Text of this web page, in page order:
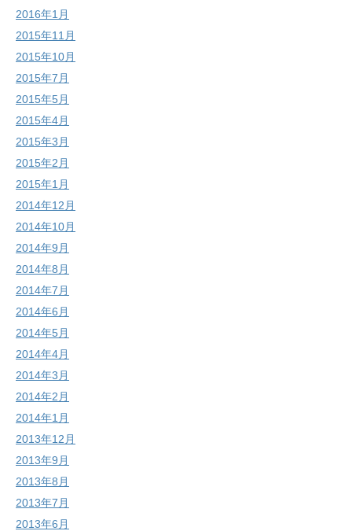
2016年1月
2015年11月
2015年10月
2015年7月
2015年5月
2015年4月
2015年3月
2015年2月
2015年1月
2014年12月
2014年10月
2014年9月
2014年8月
2014年7月
2014年6月
2014年5月
2014年4月
2014年3月
2014年2月
2014年1月
2013年12月
2013年9月
2013年8月
2013年7月
2013年6月